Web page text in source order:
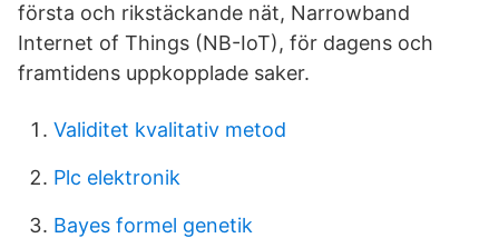
första och rikstäckande nät, Narrowband
Internet of Things (NB-IoT), för dagens och
framtidens uppkopplade saker.
Validitet kvalitativ metod
Plc elektronik
Bayes formel genetik